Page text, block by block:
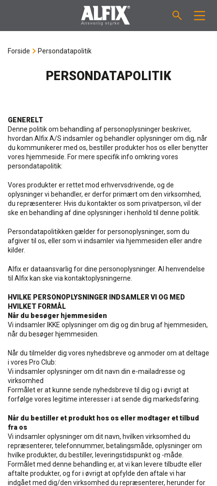
Støbemasse ”Mix”
Vådrumsmembraner
Fliseklæber "Fix"
Primere / Bindere
Fugemasse
Rense- og plejemidler
Downloads
VEJLEDNINGER
OM ALFIX
Om Alfix
Ansvarlighed
Forhandlere
Referencer
Downloads
Kontakt
Pro Club
NYHEDER & ARTIKLER
DK
NO
SE
EN
Forside Persondatapolitik
PERSONDATAPOLITIK
GENERELT
Denne politik om behandling af personoplysninger beskriver,
hvordan Alfix A/S indsamler og behandler oplysninger om dig, når
du kommunikerer med os, bestiller produkter hos os eller benytter
vores hjemmeside. For mere specifik info omkring vores
persondatapolitik:
Vores produkter er rettet mod erhvervsdrivende, og de
oplysninger vi behandler, er derfor primært om den virksomhed,
du repræsenterer. Hvis du kontakter os som privatperson, vil der
ske en behandling af dine oplysninger i henhold til denne politik.
Persondatapolitikken gælder for personoplysninger, som du
afgiver til os, eller som vi indsamler via hjemmesiden eller andre
kilder.
Alfix er dataansvarlig for dine personoplysninger. Al henvendelse
til Alfix kan ske via kontaktoplysningerne.
HVILKE PERSONOPLYSNINGER INDSAMLER VI OG MED
HVILKET FORMÅL
Når du besøger hjemmesiden
Vi indsamler IKKE oplysninger om dig og din brug af hjemmesiden,
når du besøger hjemmesiden.
Når du tilmelder dig vores nyhedsbreve og anmoder om at deltage
i vores Pro Club:
Vi indsamler oplysninger om dit navn din e-mailadresse og
virksomhed
Formålet er at kunne sende nyhedsbreve til dig og i øvrigt at
forfølge vores legitime interesser i at sende dig markedsføring.
Når du bestiller et produkt hos os eller modtager et tilbud
fra os
Vi indsamler oplysninger om dit navn, hvilken virksomhed du
repræsenterer, telefonnummer, betalingsmåde, oplysninger om
hvilke produkter, du bestiller, leveringstidspunkt og -måde.
Formålet med denne behandling er, at vi kan levere tilbudte eller
aftalte produkter, og for i øvrigt at opfylde den aftale vi har
indgået med dig/den virksomhed du repræsenterer, herunder for